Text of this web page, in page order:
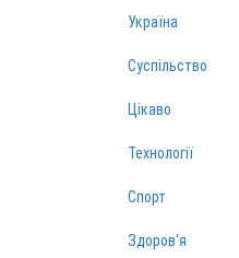
Україна
Суспільство
Цікаво
Технології
Спорт
Здоров‘я